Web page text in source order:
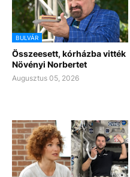
BULVÁR
Összeesett, kórházba vitték
Növényi Norbertet
Augusztus 05, 2026